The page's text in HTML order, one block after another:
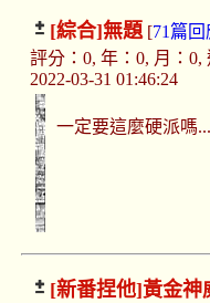
[綜合]無題[71篇回
評分：0, 年：0, 月：0,
2022-03-31 01:46:24
一定要這麼硬派嗎
[新番捏他]黃金神